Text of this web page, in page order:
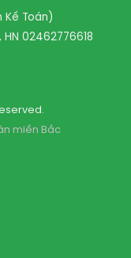
Kế Toán)
02462776618
miền Bắc